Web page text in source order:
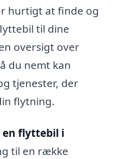
hurtigt at finde og
til dine
oversigt over
du nemt kan
tjenester, der
flytning.
en flyttebil i
til en række